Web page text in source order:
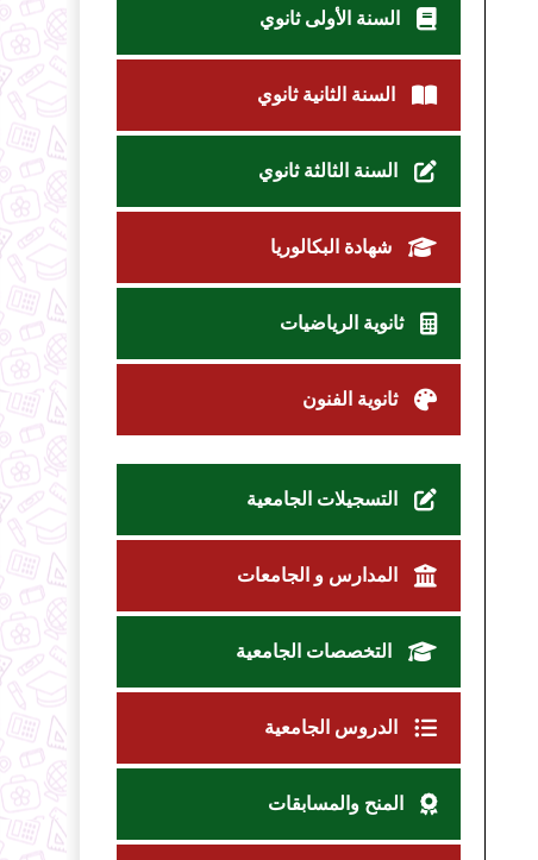
السنة الأولى ثانوي
السنة الثانية ثانوي
السنة الثالثة ثانوي
شهادة البكالوريا
ثانوية الرياضيات
ثانوية الفنون
التسجيلات الجامعية
المدارس و الجامعات
التخصصات الجامعية
الدروس الجامعية
المنح والمسابقات